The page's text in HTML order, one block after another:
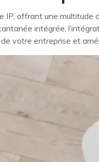
IP, offrant une
intégrée,
votre entreprise et